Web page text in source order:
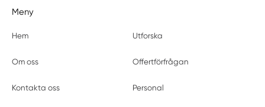
Meny
Hem Utforska
Om oss Offertförfrågan
Kontakta oss Personal